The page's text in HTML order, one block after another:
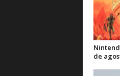
de